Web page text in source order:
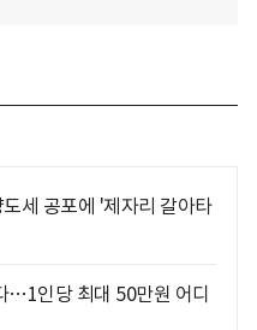
세 공포에 '제자리 갈아타
…1인당 최대 50만원 어디